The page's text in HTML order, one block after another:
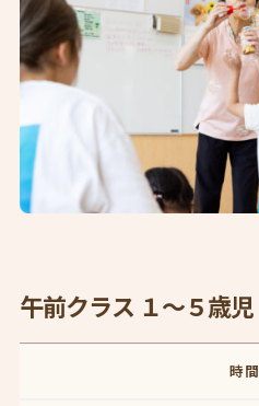
午前クラス １～５歳児
時間